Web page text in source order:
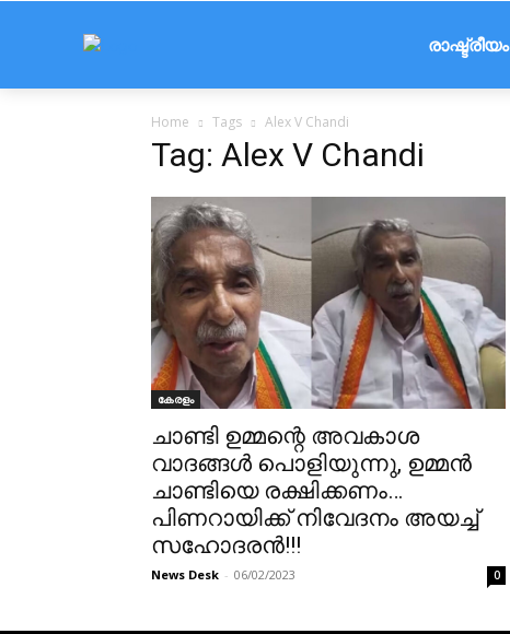
രാഷ്ട്രീയം
Home Tags Alex V Chandi
Tag: Alex V Chandi
കേരളം
ചാണ്ടി ഉമ്മന്റെ അവകാശ
വാദങ്ങൾ പൊളിയുന്നു, ഉമ്മൻ
ചാണ്ടിയെ രക്ഷിക്കണം…
പിണറായിക്ക് നിവേദനം അയച്ച്
സഹോദരൻ!!!
News Desk - 06/02/2023 0